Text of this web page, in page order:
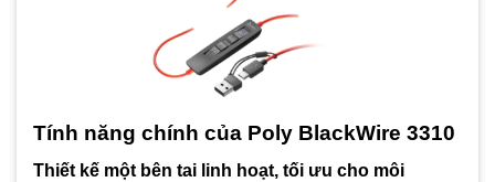
Tính năng chính của Poly BlackWire 3310
Thiết kế một bên tai linh hoạt, tối ưu cho môi